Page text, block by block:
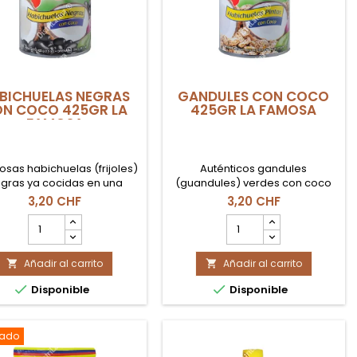
NEGRAS
COCO 425GR LA
FAMOSA
habichuelas (frijoles)
ya cocidas en una
leche de coco. De la
dominicana La Famosa.
Lata de 425gr.
3,20 CHF
cantidad
del
producto
HABICHUELAS
NEGRAS
CON
COCO
FAMOSA
 Añadir al carrito
 Disponible
GANDULES CON COCO
425GR LA FAMOSA
Auténticos gandules
(guandules) verdes con coco
de la marca La Famosa. La base
perfecta para tu moro o arroz
con gandules. Lata de 425gr.
3,20 CHF
cantidad
del
producto
GANDULES
CON
COCO
425gr
 Añadir al carrito
 Disponible